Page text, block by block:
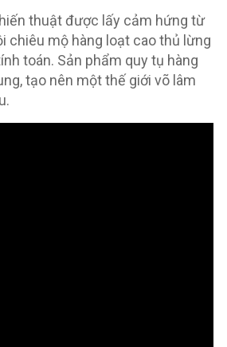
thuật được lấy cảm hứng từ
chiêu mộ hàng loạt cao thủ lừng
toán. Sản phẩm quy tụ hàng
tạo nên một thế giới võ lâm